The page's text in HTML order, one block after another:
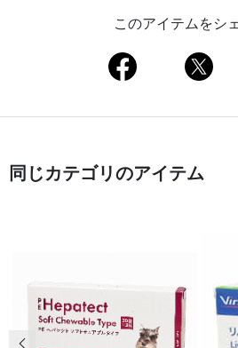
このアイテムをシ
同じカテゴリのアイテム
前の画像